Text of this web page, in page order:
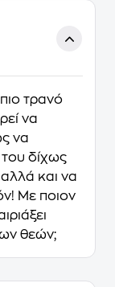
τρανό
να
να
του δίχως
και να
Με ποιον
θεών;